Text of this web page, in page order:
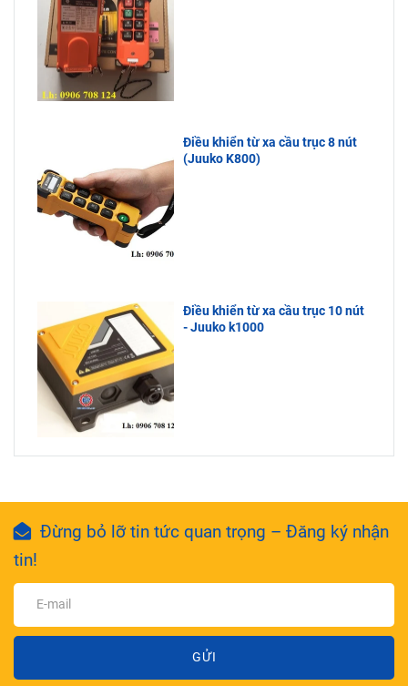
Điều khiển từ xa cầu trục 8 nút
(Juuko K800)
Điều khiển từ xa cầu trục 10 nút
- Juuko k1000
Đừng bỏ lỡ tin tức quan trọng – Đăng ký nhận
tin!
GỬI